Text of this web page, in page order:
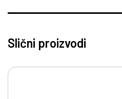
Slični proizvodi